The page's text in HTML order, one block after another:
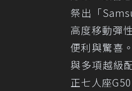
祭出「
高度移動彈
便利與驚喜
與多項越級
正七人座